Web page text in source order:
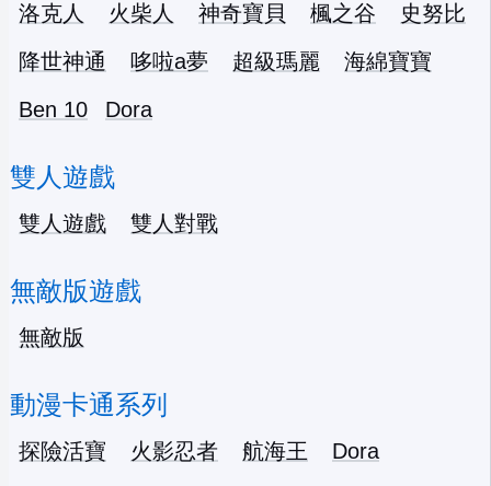
洛克人
火柴人 神奇寶貝 楓之谷
史努比
降世神通
哆啦a夢 超級瑪麗
海綿寶寶
Ben 10
Dora
雙人遊戲
雙人遊戲 雙人對戰
無敵版遊戲
無敵版
動漫卡通系列
探險活寶 火影忍者 航海王
Dora